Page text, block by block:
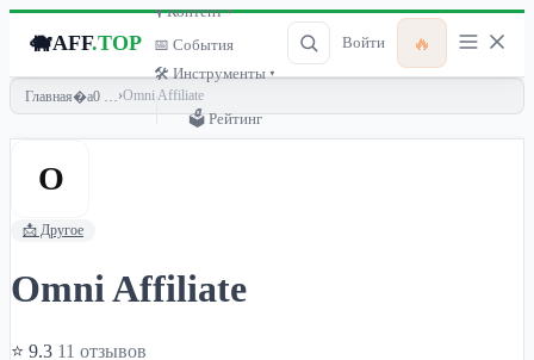
🐗AFF.TOP
🎙 Контент ▾
📅 События
🛠 Инструменты ▾
🗳 Рейтинг
Войти 🔥
Главная ›Omni Affiliate
O
📩 Другое
Omni Affiliate
⭐ 9.3 11 отзывов